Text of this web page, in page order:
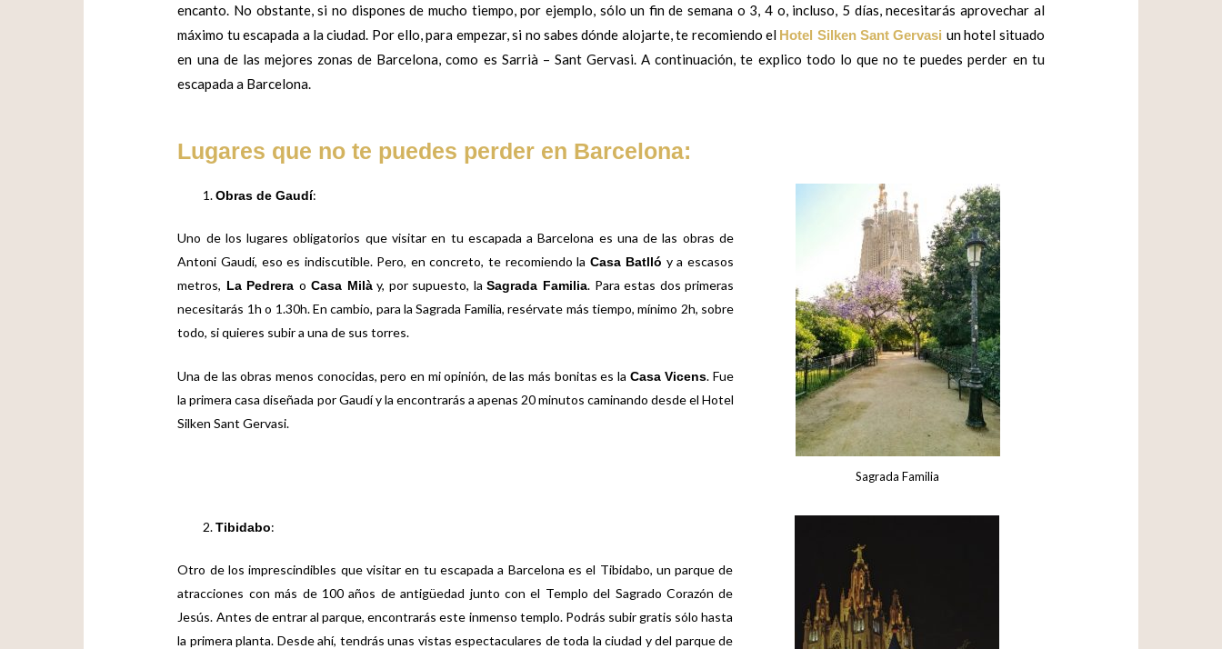
encanto. No obstante, si no dispones de mucho tiempo, por ejemplo, sólo un fin de semana o 3, 4 o, incluso, 5 días, necesitarás aprovechar al
máximo tu escapada a la ciudad. Por ello, para empezar, si no sabes dónde alojarte, te recomiendo el Hotel Silken Sant Gervasi un hotel situado
en una de las mejores zonas de Barcelona, como es Sarrià – Sant Gervasi.A continuación, te explico todo lo que no te puedes perder en tu
escapada a Barcelona.
Lugares que no te puedes perder en Barcelona:
Obras de Gaudí:
Uno de los lugares obligatorios que visitar en tu escapada a Barcelona es una de las obras de
Antoni Gaudí, eso es indiscutible. Pero, en concreto, te recomiendo la Casa Batlló y a escasos
metros, La Pedrera o Casa Milày, por supuesto, laSagrada Familia. Para estas dos primeras
necesitarás 1h o 1.30h. En cambio, para la Sagrada Familia, resérvate más tiempo, mínimo 2h, sobre
todo, si quieres subir a una de sus torres.
Una de las obras menos conocidas, pero en mi opinión, de las más bonitas es la Casa Vicens. Fue
la primera casa diseñada por Gaudí y la encontrarás a apenas 20 minutos caminando desde el Hotel
Silken Sant Gervasi.
Sagrada Familia
Tibidabo:
Otro de los imprescindibles que visitar en tu escapada a Barcelona es el Tibidabo, un parque de
atracciones con más de 100 años de antigüedad junto con el Templo del Sagrado Corazón de
Jesús. Antes de entrar al parque, encontrarás este inmenso templo. Podrás subir gratis sólo hasta
la primera planta. Desde ahí, tendrás unas vistas espectaculares de toda la ciudad y del parque de